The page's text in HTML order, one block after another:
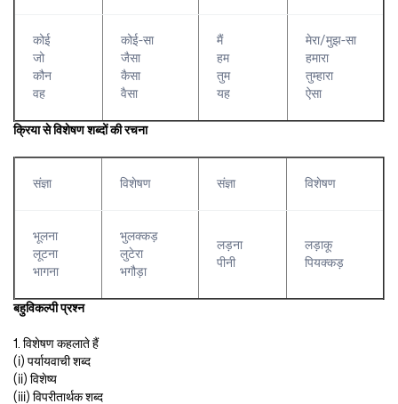
कोई
जो
कौन
वह
कोई-सा
जैसा
कैसा
वैसा
मैं
हम
तुम
यह
मेरा/मुझ-सा
हमारा
तुम्हारा
ऐसा
क्रिया से विशेषण शब्दों की रचना
संज्ञा विशेषण संज्ञा विशेषण
भूलना
लूटना
भागना
भुलक्कड़
लुटेरा
भगौड़ा
लड़ना
पीनी
लड़ाकू
पियक्कड़
बहुविकल्पी प्रश्न
1. विशेषण कहलाते हैं
(i) पर्यायवाची शब्द
(ii) विशेष्य
(iii) विपरीतार्थक शब्द